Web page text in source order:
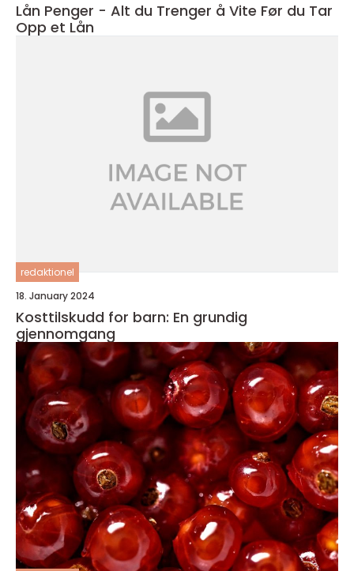
Lån Penger - Alt du Trenger å Vite Før du Tar
Opp et Lån
redaktionel
18. January 2024
Kosttilskudd for barn: En grundig
gjennomgang